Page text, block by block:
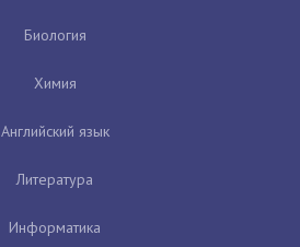
Биология
Химия
Английский язык
Литература
Информатика